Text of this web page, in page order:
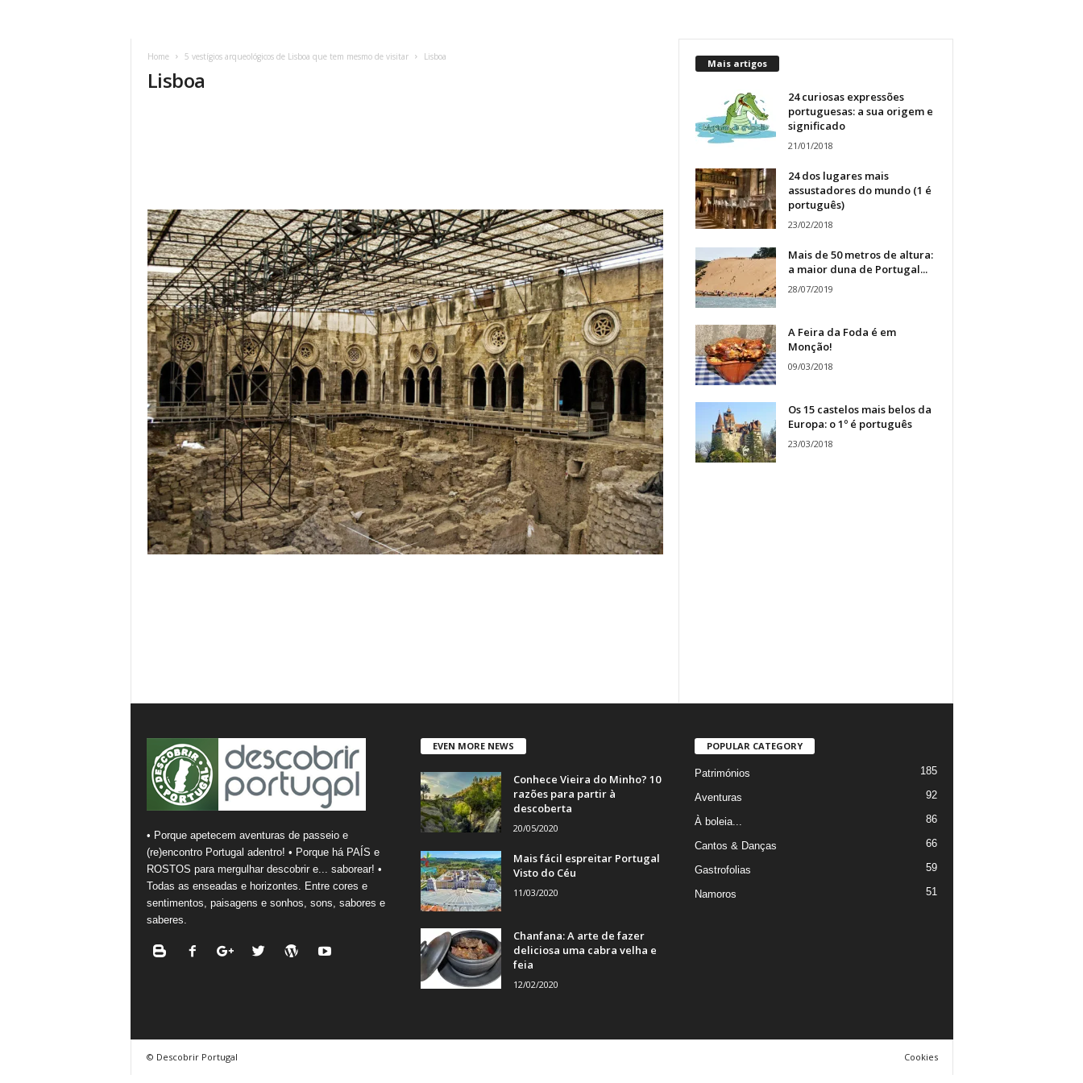
Home 5 vestígios arqueológicos de Lisboa que tem mesmo de visitar Lisboa
Lisboa
Mais artigos
24 curiosas expressões
portuguesas: a sua origem e
significado
21/01/2018
24 dos lugares mais
assustadores do mundo (1 é
português)
23/02/2018
Mais de 50 metros de altura:
a maior duna de Portugal...
28/07/2019
A Feira da Foda é em
Monção!
09/03/2018
Os 15 castelos mais belos da
Europa: o 1º é português
23/03/2018
• Porque apetecem aventuras de passeio e
(re)encontro Portugal adentro! • Porque há PAÍS e
ROSTOS para mergulhar descobrir e... saborear! •
Todas as enseadas e horizontes. Entre cores e
sentimentos, paisagens e sonhos, sons, sabores e
saberes.
EVEN MORE NEWS
Conhece Vieira do Minho? 10
razões para partir à
descoberta
20/05/2020
Mais fácil espreitar Portugal
Visto do Céu
11/03/2020
Chanfana: A arte de fazer
deliciosa uma cabra velha e
feia
12/02/2020
POPULAR CATEGORY
Patrimónios 185
Aventuras 92
À boleia... 86
Cantos & Danças 66
Gastrofolias 59
Namoros 51
Cookies
© Descobrir Portugal